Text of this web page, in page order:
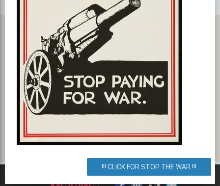
добраться? Как доехать? Маршрут.
!!! CLICK FOR STOP THE WAR !!!